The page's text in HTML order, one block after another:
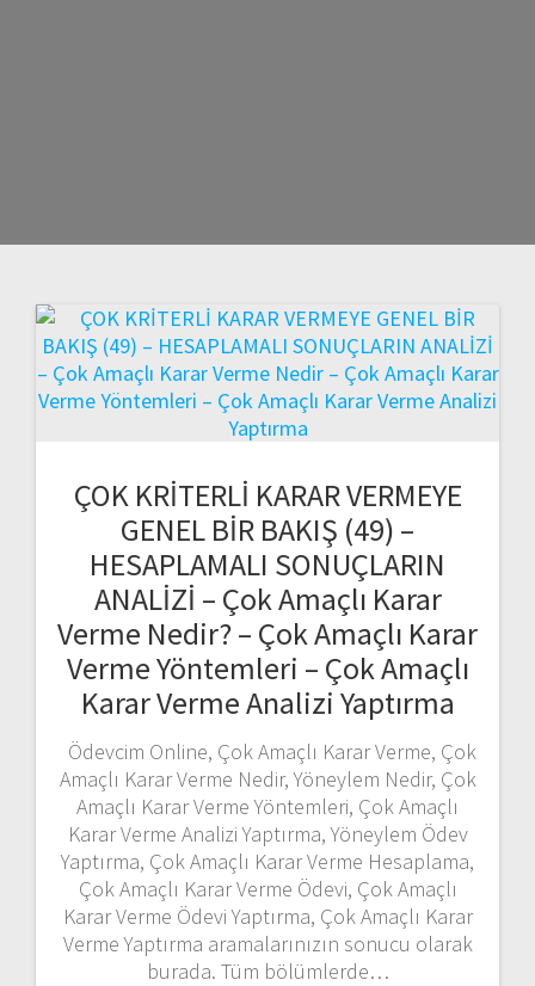
ÇOK KRİTERLİ KARAR VERMEYE
GENEL BİR BAKIŞ (49) –
HESAPLAMALI SONUÇLARIN
ANALİZİ – Çok Amaçlı Karar
Verme Nedir? – Çok Amaçlı Karar
Verme Yöntemleri – Çok Amaçlı
Karar Verme Analizi Yaptırma
Ödevcim Online, Çok Amaçlı Karar Verme, Çok
Amaçlı Karar Verme Nedir, Yöneylem Nedir, Çok
Amaçlı Karar Verme Yöntemleri, Çok Amaçlı
Karar Verme Analizi Yaptırma, Yöneylem Ödev
Yaptırma, Çok Amaçlı Karar Verme Hesaplama,
Çok Amaçlı Karar Verme Ödevi, Çok Amaçlı
Karar Verme Ödevi Yaptırma, Çok Amaçlı Karar
Verme Yaptırma aramalarınızın sonucu olarak
burada. Tüm bölümlerde…